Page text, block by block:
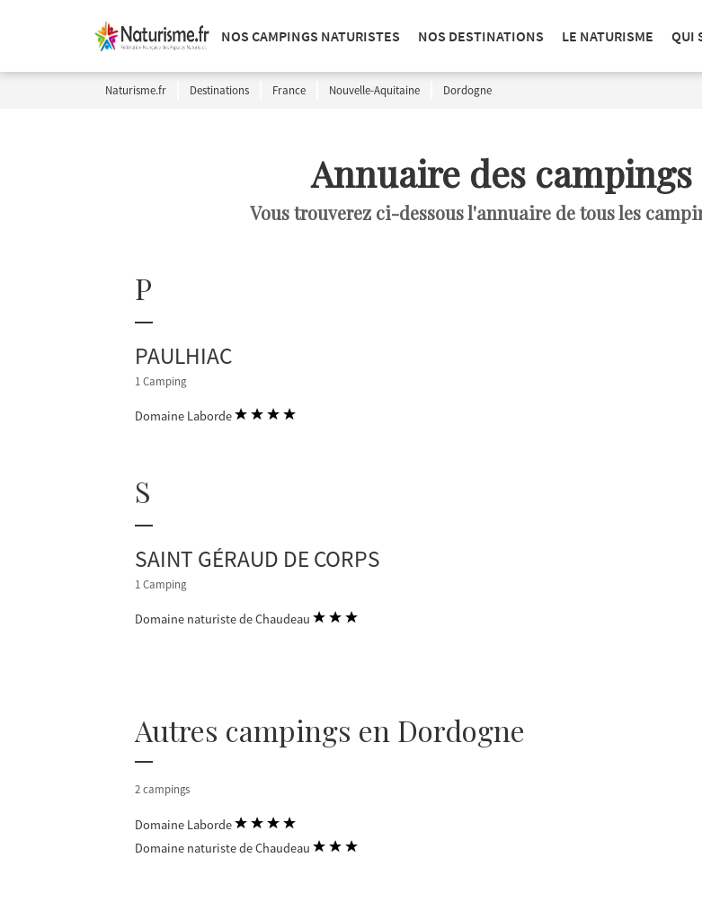
NOS CAMPINGS NATURISTES NOS DESTINATIONS LE NATURISME QUI
Naturisme.fr Destinations France Nouvelle-Aquitaine Dordogne
Annuaire des campings
Vous trouverez ci-dessous l'annuaire de tous les
P
PAULHIAC
1 Camping
Domaine Laborde
S
SAINT GÉRAUD DE CORPS
1 Camping
Domaine naturiste de Chaudeau
Autres campings en Dordogne
2 campings
Domaine Laborde
Domaine naturiste de Chaudeau